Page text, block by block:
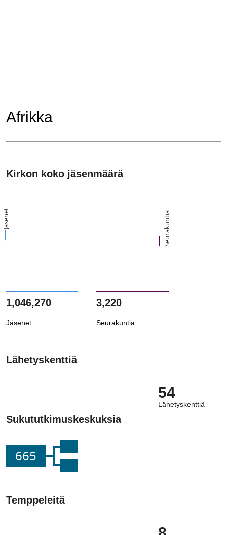
Afrikka
Kirkon koko jäsenmäärä
Jäsenet Seurakuntia
1,046,270
Jäsenet
3,220
Seurakuntia
Lähetyskenttiä
54
Lähetyskenttiä
Sukututkimuskeskuksia
665
Temppeleitä